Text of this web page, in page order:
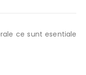
ce sunt esentiale